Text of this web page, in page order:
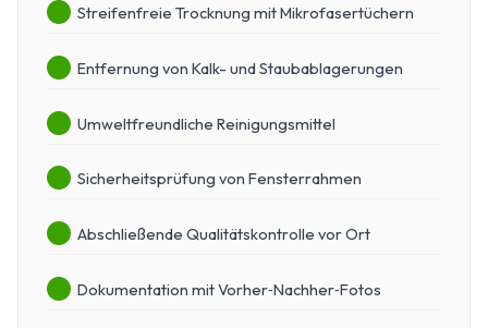
Streifenfreie Trocknung mit Mikrofasertüchern
Entfernung von Kalk- und Staubablagerungen
Umweltfreundliche Reinigungsmittel
Sicherheitsprüfung von Fensterrahmen
Abschließende Qualitätskontrolle vor Ort
Dokumentation mit Vorher‑Nachher‑Fotos